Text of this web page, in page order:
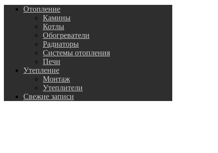
Отопление
Камины
Котлы
Обогреватели
Радиаторы
Системы отопления
Печи
Утепление
Монтаж
Утеплители
Свежие записи